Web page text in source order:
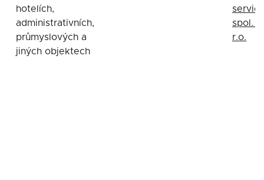
hotelích,
administrativních,
průmyslových a
jiných objektech
spol. s
r.o.